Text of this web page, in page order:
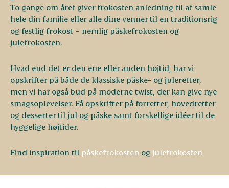
To gange om året giver frokosten anledning til at samle
hele din familie eller alle dine venner til en traditionsrig
og festlig frokost – nemlig påskefrokosten og
julefrokosten.
Hvad end det er den ene eller anden højtid, har vi
opskrifter på både de klassiske påske- og juleretter,
men vi har også bud på moderne twist, der kan give nye
smagsoplevelser. Få opskrifter på forretter, hovedretter
og desserter til jul og påske samt forskellige idéer til de
hyggelige højtider.
Find inspiration til påskefrokosten og julefrokosten